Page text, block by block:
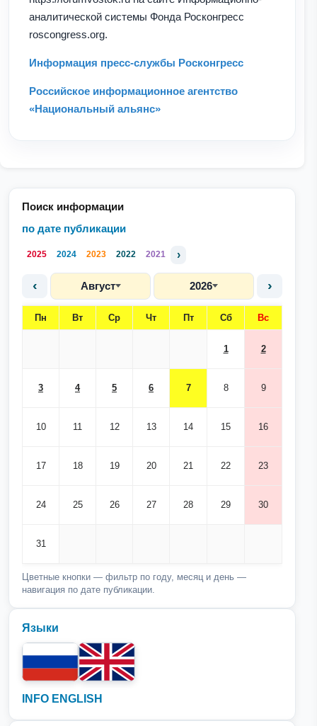
Поиск информации
по дате публикации
2025 2024 2023 2022 2021 ›
‹ Август 2026 ›
Пн Вт Ср Чт Пт Сб Вс
1 2
3 4 5 6 7 8 9
10 11 12 13 14 15 16
17 18 19 20 21 22 23
24 25 26 27 28 29 30
31
Цветные кнопки — фильтр по году, месяц и день —
навигация по дате публикации.
Языки
INFO ENGLISH
аналитической системы Фонда Росконгресс
roscongress.org.
Информация пресс-службы Росконгресс
Российское информационное агентство
«Национальный альянс»